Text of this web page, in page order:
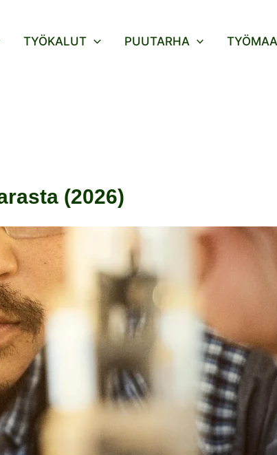
TYÖKALUT PUUTARHA TYÖMAA
(2026)